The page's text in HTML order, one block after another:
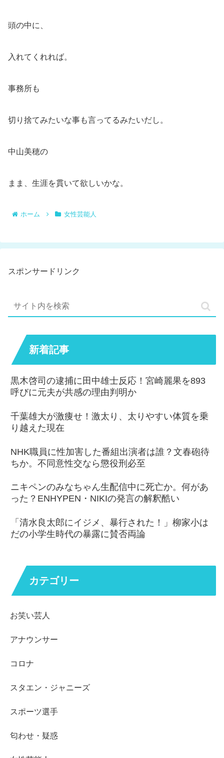
頭の中に、
入れてくれれば。
事務所も
切り捨てみたいな事も言ってるみたいだし。
中山美穂の
まま、生涯を貫いて欲しいかな。
ホーム 女性芸能人
スポンサードリンク
新着記事
黒木啓司の逮捕に田中雄士反応！宮崎麗果を893
呼びに元夫が共感の理由判明か
千葉雄大が激痩せ！激太り、太りやすい体質を乗
り越えた現在
NHK職員に性加害した番組出演者は誰？文春砲待
ちか。不同意性交なら懲役刑必至
ニキペンのみなちゃん生配信中に死亡か。何があ
った？ENHYPEN・NIKIの発言の解釈酷い
「清水良太郎にイジメ、暴行された！」柳家小は
だの小学生時代の暴露に賛否両論
カテゴリー
お笑い芸人
アナウンサー
コロナ
スタエン・ジャニーズ
スポーツ選手
匂わせ・疑惑